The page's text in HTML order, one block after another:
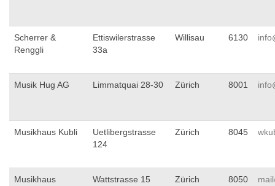
Scherrer &
Renggli
Ettiswilerstrasse
33a
Willisau 6130
Musik Hug AG Limmatquai 28-30 Zürich 8001
Musikhaus Kubli
Uetlibergstrasse
124
Zürich 8045
Musikhaus
Wattstrasse 15 Zürich 8050